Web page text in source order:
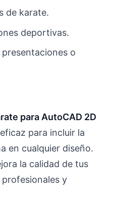
de karate.
deportivas.
o
para AutoCAD 2D
para incluir la
en cualquier diseño.
la calidad de tus
y